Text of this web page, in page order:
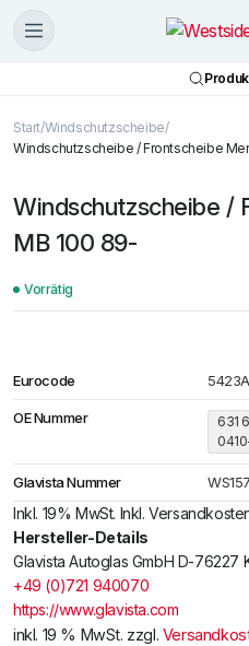
Start Windschutzscheibe
Windschutzscheibe / Frontscheibe
Windschutzscheibe /
MB 100 89-
Vorrätig
Eurocode
OE Nummer
631
Glavista Nummer
Inkl. 19% MwSt. Inkl.
Hersteller-Details
Glavista Autoglas GmbH D-76227
+49 (0)721 940070
https://www.glavista.com
inkl. 19 % MwSt. zzgl.